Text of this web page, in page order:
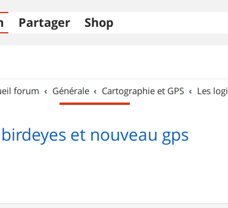
Partager Shop
forum Générale Cartographie et GPS Les
birdeyes et nouveau gps